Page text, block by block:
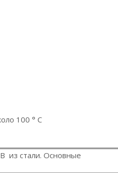
100 ° C
из стали. Основные